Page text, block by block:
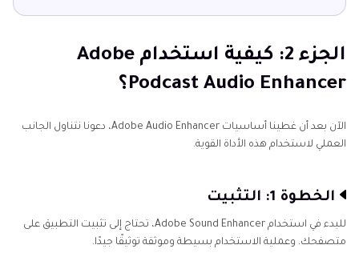
الجزء 2: كيفية استخدام Adobe
Podcast Audio Enhancer؟
الآن بعد أن غطينا أساسيات Adobe Audio Enhancer، دعونا نتناول الجانب
العملي لاستخدام هذه الأداة القوية.
الخطوة 1: التثبيت
للبدء في استخدام Adobe Sound Enhancer، تحتاج إلى تثبيت التطبيق على
متصفحك. وعملية الاستخدام بسيطة وموثقة توثيقًا جيدًا.